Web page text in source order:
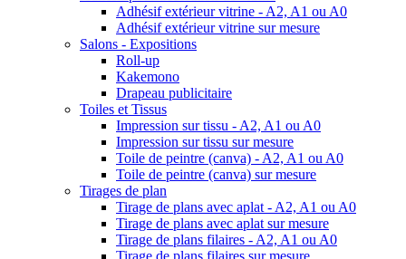
Adhésif extérieur vitrine - A2, A1 ou A0
Adhésif extérieur vitrine sur mesure
Salons - Expositions
Roll-up
Kakemono
Drapeau publicitaire
Toiles et Tissus
Impression sur tissu - A2, A1 ou A0
Impression sur tissu sur mesure
Toile de peintre (canva) - A2, A1 ou A0
Toile de peintre (canva) sur mesure
Tirages de plan
Tirage de plans avec aplat - A2, A1 ou A0
Tirage de plans avec aplat sur mesure
Tirage de plans filaires - A2, A1 ou A0
Tirage de plans filaires sur mesure